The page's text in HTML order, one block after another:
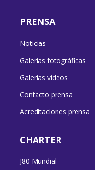
PRENSA
Noticias
Galerías fotográficas
Galerías vídeos
Contacto prensa
Acreditaciones prensa
CHARTER
J80 Mundial